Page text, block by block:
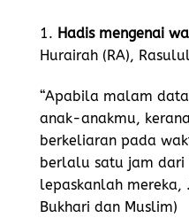
1. Hadis mengenai
Hurairah (RA),
“Apabila malam
anak-anakmu,
berkeliaran pada
berlalu satu jam
lepaskanlah mereka,
Bukhari dan Muslim)